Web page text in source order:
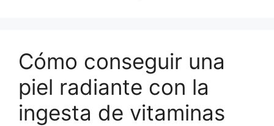
Cómo conseguir una
piel radiante con la
ingesta de vitaminas